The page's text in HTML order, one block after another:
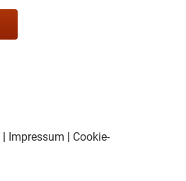
Impressum
Cookie-